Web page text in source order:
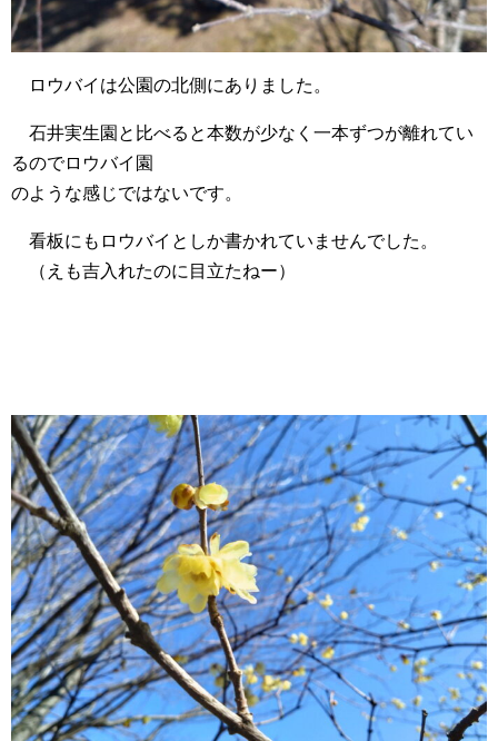
ロウバイは公園の北側にありました。
石井実生園と比べると本数が少なく一本ずつが離れてい
るのでロウバイ園
のような感じではないです。
看板にもロウバイとしか書かれていませんでした。
（えも吉入れたのに目立たねー）